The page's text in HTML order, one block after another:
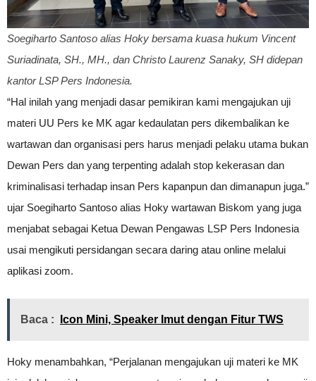
Soegiharto Santoso alias Hoky bersama kuasa hukum Vincent
Suriadinata, SH., MH., dan Christo Laurenz Sanaky, SH didepan
kantor LSP Pers Indonesia.
“Hal inilah yang menjadi dasar pemikiran kami mengajukan uji
materi UU Pers ke MK agar kedaulatan pers dikembalikan ke
wartawan dan organisasi pers harus menjadi pelaku utama bukan
Dewan Pers dan yang terpenting adalah stop kekerasan dan
kriminalisasi terhadap insan Pers kapanpun dan dimanapun juga.”
ujar Soegiharto Santoso alias Hoky wartawan Biskom yang juga
menjabat sebagai Ketua Dewan Pengawas LSP Pers Indonesia
usai mengikuti persidangan secara daring atau online melalui
aplikasi zoom.
Baca : Icon Mini, Speaker Imut dengan Fitur TWS
Hoky menambahkan, “Perjalanan mengajukan uji materi ke MK